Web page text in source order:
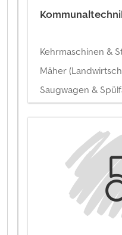
Kehrmaschinen &
Mäher
Saugwagen &